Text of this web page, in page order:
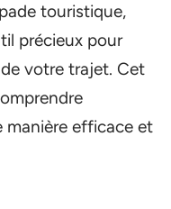
touristique,
précieux pour
votre trajet. Cet
efficace et